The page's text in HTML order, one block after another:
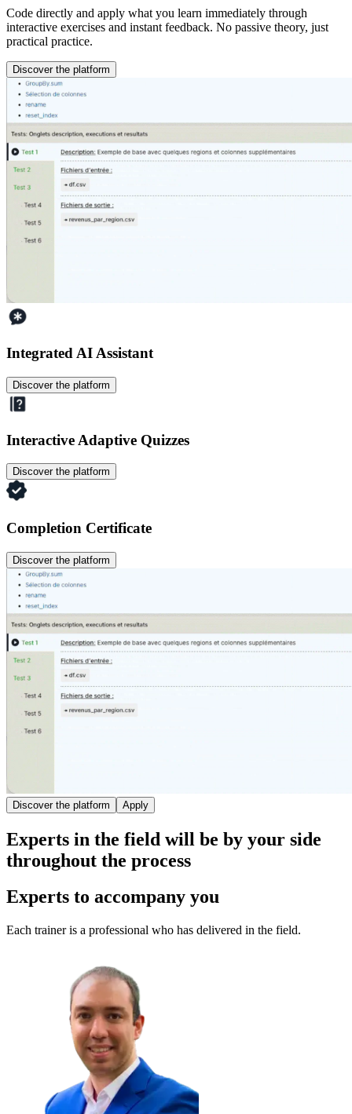
Code directly and apply what you learn immediately through
interactive exercises and instant feedback. No passive theory, just
practical practice.
Discover the platform
Integrated AI Assistant
Discover the platform
Interactive Adaptive Quizzes
Discover the platform
Completion Certificate
Discover the platform
Discover the platform Apply
Experts in the field will be by your side
throughout the process
Experts to accompany you
Each trainer is a professional who has delivered in the field.